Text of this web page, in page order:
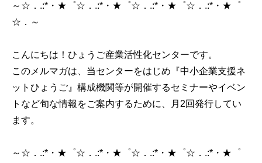
～☆．.:*・★゜☆．.:*・★゜☆．.:*・★゜☆．.:*・★゜
☆．～
こんにちは！ひょうご産業活性化センターです。
このメルマガは、当センターをはじめ『中小企業支援ネ
ットひょうご』構成機関等が開催するセミナーやイベン
トなど旬な情報をご案内するために、月2回発行してい
ます。
～☆．.:*・★゜☆．.:*・★゜☆．.:*・★゜☆．.:*・★゜